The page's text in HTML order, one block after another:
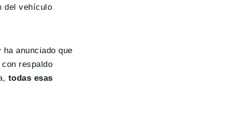
del vehículo
anunciado que
respaldo
todas esas